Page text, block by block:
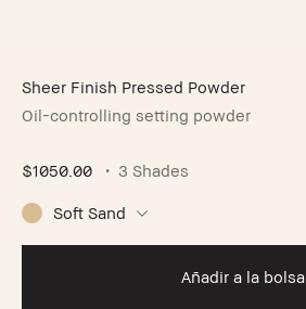
Sheer Finish Pressed Powder
Oil-controlling setting powder
$1050.00 3 Shades
Soft Sand
Añadir a la bolsa